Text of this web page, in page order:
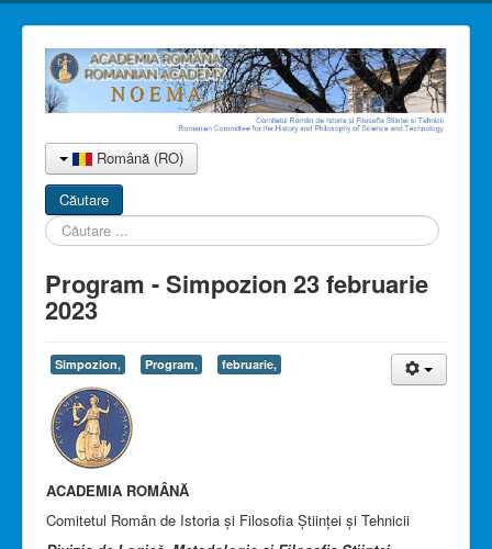
Română (RO)
Căutare
...
Program - Simpozion 23 februarie
2023
Simpozion, Program, februarie,
ACADEMIA ROMÂNĂ
Comitetul Român de Istoria şi Filosofia Ştiinţei şi Tehnicii